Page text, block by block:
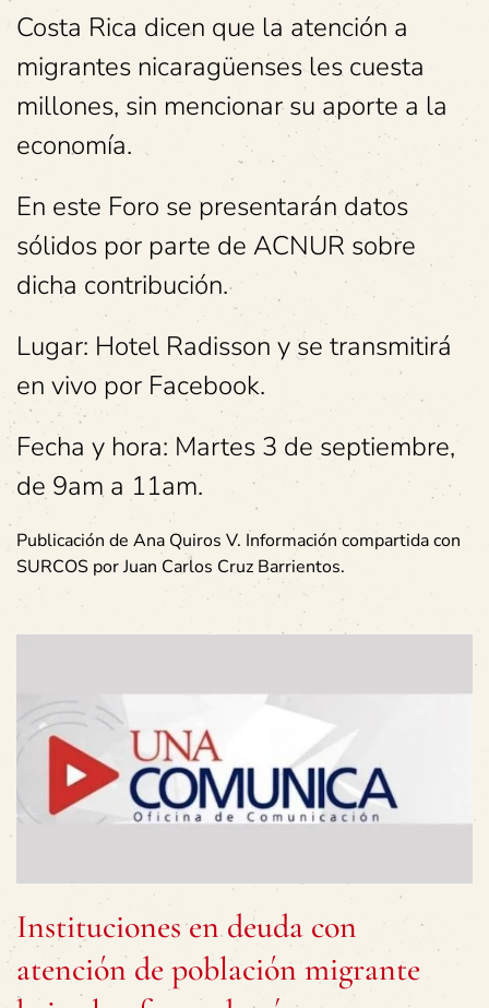
Costa Rica dicen que la atención a
migrantes nicaragüenses les cuesta
millones, sin mencionar su aporte a la
economía.
En este Foro se presentarán datos
sólidos por parte de ACNUR sobre
dicha contribución.
Lugar: Hotel Radisson y se transmitirá
en vivo por Facebook.
Fecha y hora: Martes 3 de septiembre,
de 9am a 11am.
Publicación de Ana Quiros V. Información compartida con
SURCOS por Juan Carlos Cruz Barrientos.
Instituciones en deuda con
atención de población migrante